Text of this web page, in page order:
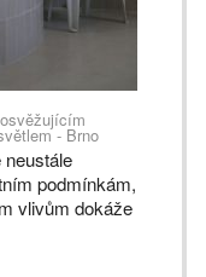
- Brno
neustále
podmínkám,
vlivům dokáže